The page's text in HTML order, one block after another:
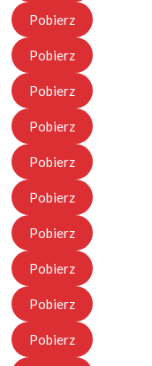
Pobierz
Pobierz
Pobierz
Pobierz
Pobierz
Pobierz
Pobierz
Pobierz
Pobierz
Pobierz